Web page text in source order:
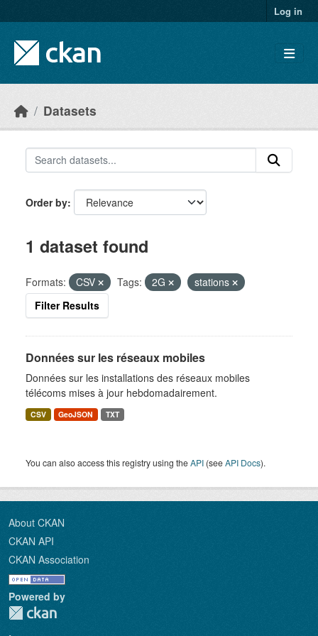
Log in
Datasets
Order by
1 dataset found
Formats: CSV Tags: 2G
stations
Filter Results
Données sur les réseaux mobiles
Données sur les installations des réseaux mobiles
télécoms mises à jour hebdomadairement.
CSV GeoJSON TXT
You can also access this registry using theAPI (seeAPI Docs).
About CKAN
CKAN API
CKAN Association
Powered by